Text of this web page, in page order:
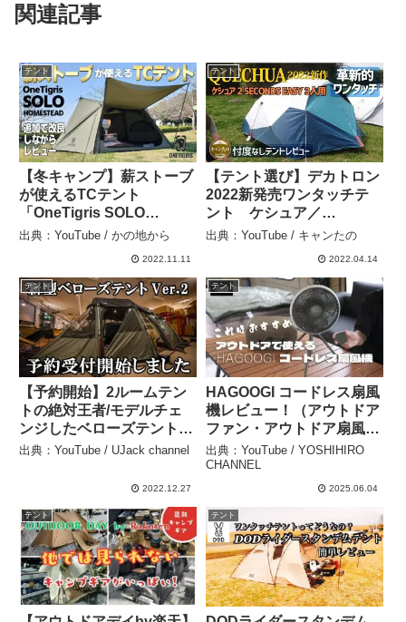
関連記事
テント
【冬キャンプ】薪ストーブ
が使えるTCテント
「OneTigris SOLO
HOMESTEAD」設営＆撤
変更もこれでOK！ – かの
地から
出典：YouTube / かの地から
2022.11.11
テント
【テント選び】デカトロン
2022新発売ワンタッチテ
ント ケシュア／
QUECHUA 2SECONDS
公式レビュー依頼＞ – キャ
ンたの
出典：YouTube / キャンたの
2022.04.14
テント
【予約開始】2ルームテン
トの絶対王者/モデルチェ
ンジしたベローズテント
ver.2の予約受け付けが開
出典：YouTube / UJack channel
2022.12.27
テント
HAGOOGI コードレス扇風
機レビュー！（アウトドア
ファン・アウトドア扇風
機・キャンプ扇風機・ポー
タブル扇風機・サーキュレ
ーター） – YOSHIHIRO
出典：YouTube / YOSHIHIRO
CHANNEL
2025.06.04
テント テント